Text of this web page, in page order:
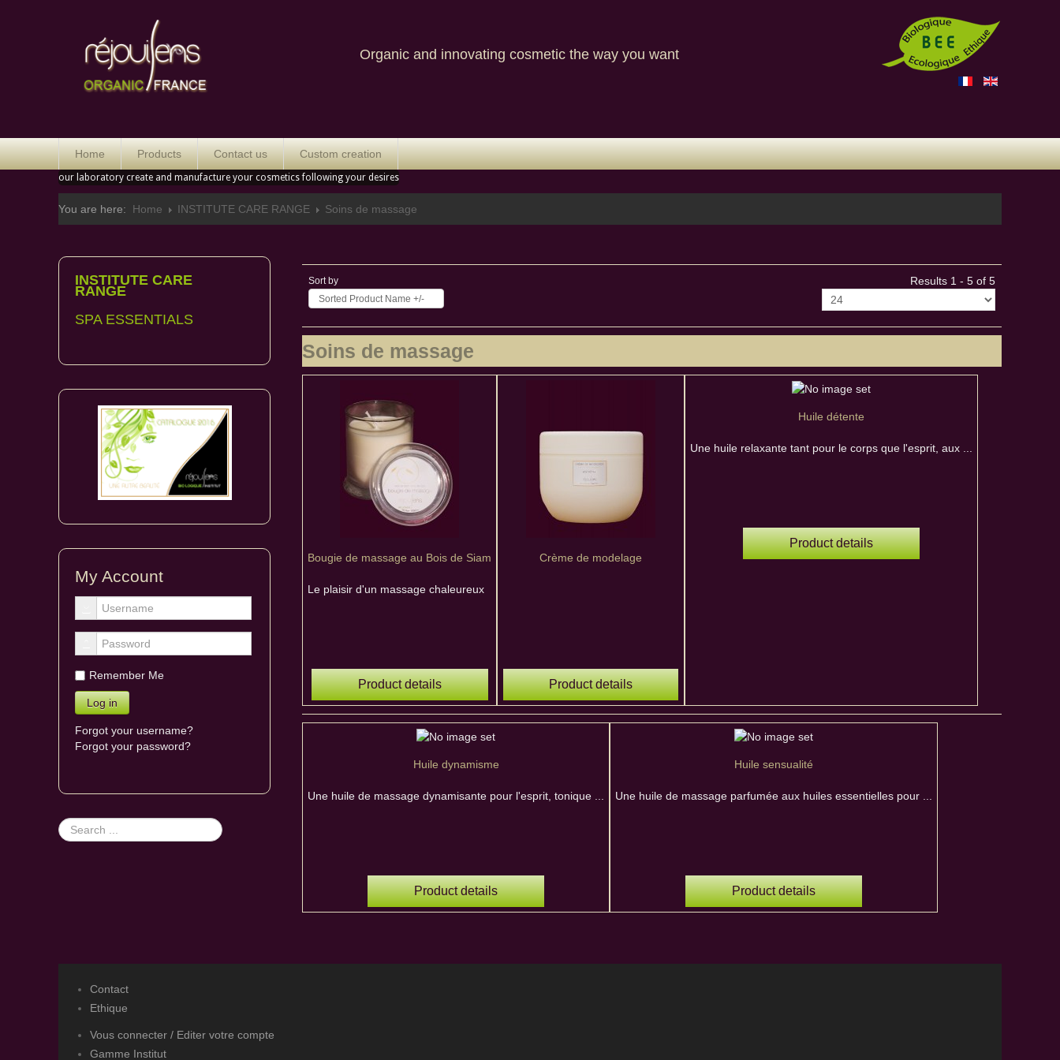
Organic and innovating cosmetic the way you want
Home Products Contact us Custom creation
our laboratory create and manufacture your cosmetics following your desires
You are here: Home INSTITUTE CARE RANGE Soins de massage
Sort by
Sorted Product Name +/-
Results 1 - 5 of 5
Soins de massage
Bougie de massage au Bois de Siam
Le plaisir d'un massage chaleureux
Product details
Crème de modelage
Product details
Huile détente
Une huile relaxante tant pour le corps que l'esprit, aux ...
Product details
Huile dynamisme
Une huile de massage dynamisante pour l'esprit, tonique ...
Product details
Huile sensualité
Une huile de massage parfumée aux huiles essentielles pour ...
Product details
INSTITUTE CARE
RANGE
SPA ESSENTIALS
My Account
Remember Me
Forgot your username?
Forgot your password?
Search
...
Contact
Ethique
Vous connecter / Editer votre compte
Gamme Institut